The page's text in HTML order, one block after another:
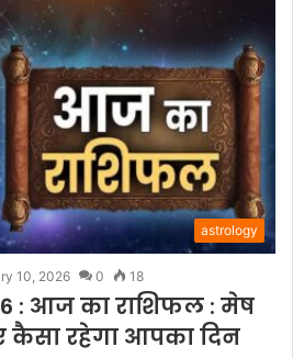
astrology
10, 2026 0 18
: आज का राशिफल : मेष
कैसा रहेगा आपका दिन